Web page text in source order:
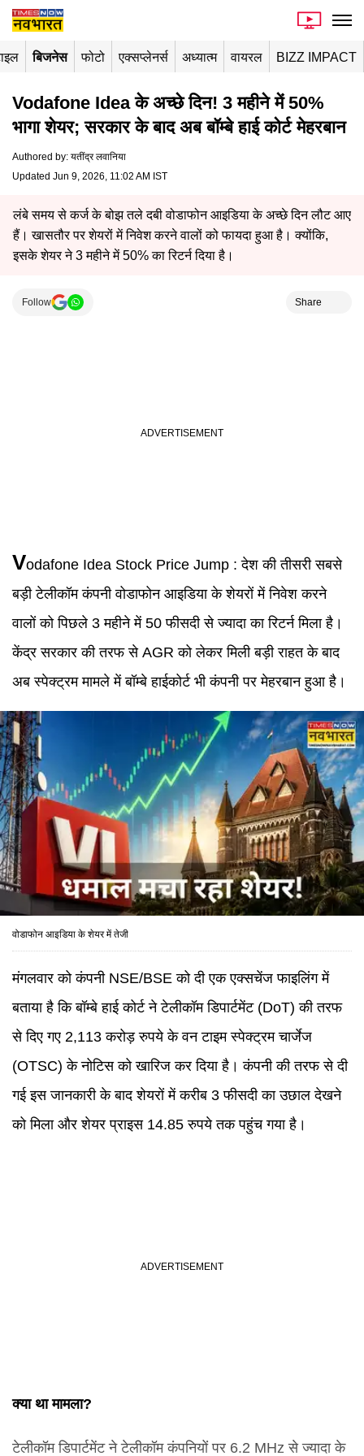
बिजनेस फोटो एक्सप्लेनर्स अध्यात्म वायरल BIZZ IMPACT
Vodafone Idea के अच्छे दिन! 3 महीने में 50%
भागा शेयर; सरकार के बाद अब बॉम्बे हाई कोर्ट मेहरबान
Authored by: यतींद्र लवानिया
Updated Jun 9, 2026, 11:02 AM IST
लंबे समय से कर्ज के बोझ तले दबी वोडाफोन आइडिया के अच्छे दिन लौट आए
हैं। खासतौर पर शेयरों में निवेश करने वालों को फायदा हुआ है। क्योंकि,
इसके शेयर ने 3 महीने में 50% का रिटर्न दिया है।
Follow Share
Vodafone Idea Stock Price Jump :देश की तीसरी सबसे
बड़ी टेलीकॉम कंपनी वोडाफोन आइडिया के शेयरों में निवेश करने
वालों को पिछले 3 महीने में 50 फीसदी से ज्यादा का रिटर्न मिला है।
केंद्र सरकार की तरफ से AGR को लेकर मिली बड़ी राहत के बाद
अब स्पेक्ट्रम मामले में बॉम्बे हाईकोर्ट भी कंपनी पर मेहरबान हुआ है।
वोडाफोन आइडिया के शेयर में तेजी
मंगलवार को कंपनी NSE/BSE को दी एक एक्सचेंज फाइलिंग में
बताया है कि बॉम्बे हाई कोर्ट ने टेलीकॉम डिपार्टमेंट (DoT) की तरफ
से दिए गए 2,113 करोड़ रुपये के वन टाइम स्पेक्ट्रम चार्जेज
(OTSC) के नोटिस को खारिज कर दिया है। कंपनी की तरफ से दी
गई इस जानकारी के बाद शेयरों में करीब 3 फीसदी का उछाल देखने
को मिला और शेयर प्राइस 14.85 रुपये तक पहुंच गया है।
क्या था मामला?
टेलीकॉम डिपार्टमेंट ने टेलीकॉम कंपनियों पर 6.2 MHz से ज्यादा के